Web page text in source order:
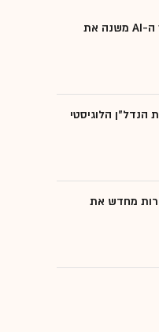
לא רק קוד: כך ה-AI משנה את
הלוגיסטי
מחדש את